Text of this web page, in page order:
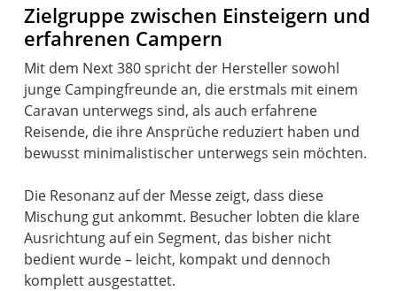
Zielgruppe zwischen Einsteigern und
erfahrenen Campern
Mit dem Next 380 spricht der Hersteller sowohl
junge Campingfreunde an, die erstmals mit einem
Caravan unterwegs sind, als auch erfahrene
Reisende, die ihre Ansprüche reduziert haben und
bewusst minimalistischer unterwegs sein möchten.
Die Resonanz auf der Messe zeigt, dass diese
Mischung gut ankommt. Besucher lobten die klare
Ausrichtung auf ein Segment, das bisher nicht
bedient wurde – leicht, kompakt und dennoch
komplett ausgestattet.